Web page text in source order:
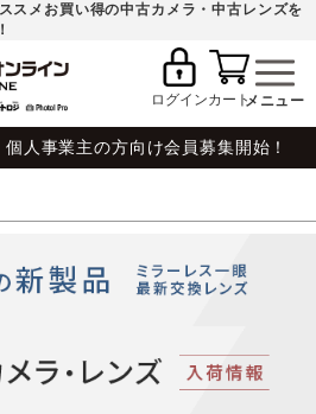
スメお買い得の中古カメラ・中古レンズを
ログインカート
人事業主の方向け会員募集開始！